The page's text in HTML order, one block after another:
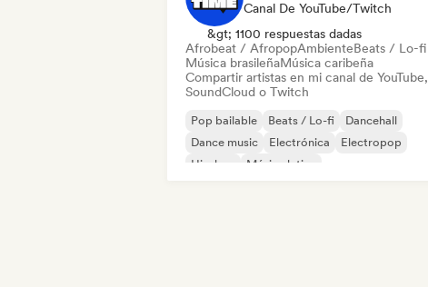
Canal De YouTube/Twitch
&gt; 1100 respuestas dadas
Afrobeat / AfropopAmbienteBeats / Lo-fi
Música brasileñaMúsica caribeña
Compartir artistas en mi canal de YouTube,
SoundCloud o Twitch
Pop bailable Beats / Lo-fi
Dancehall
Dance music
Electrónica
Electropop
Hip-hop
Música latina